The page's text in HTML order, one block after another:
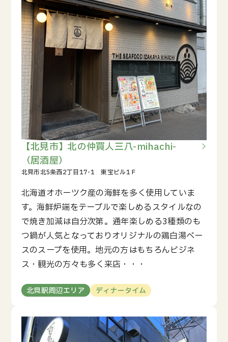
【北見市】北の仲買人三八-mihachi-
（居酒屋）
北海道オホーツク産の海鮮を多く使用していま
す。海鮮炉端をテーブルで楽しめるスタイルなの
で焼き加減は自分次第。通年楽しめる3種類のも
つ鍋が人気となっておりオリジナルの鶏白湯ベー
スのスープを使用。地元の方はもちろんビジネ
ス・観光の方々も多く来店・・・
北見駅周辺エリア ディナータイム